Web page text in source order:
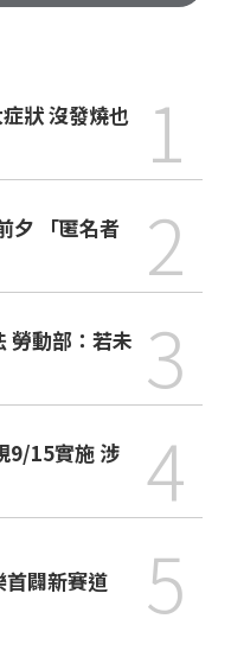
1
夕 「匿名者
2
勞動部：若未 3
9/15實施 涉
4
首闢新賽道 5